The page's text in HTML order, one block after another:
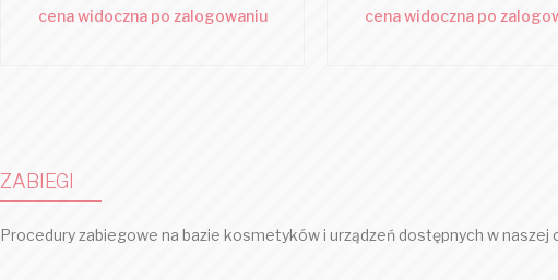
cena widoczna po zalogowaniu cena widoczna po
ZABIEGI
Procedury zabiegowe na bazie kosmetyków i urządzeń dostępnych w naszej